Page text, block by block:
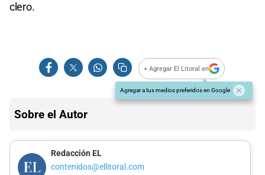
clero.
+ Agregar El Litoral en
Agregar a tus medios preferidos en Google
Sobre el Autor
Redacción EL
contenidos@ellitoral.com